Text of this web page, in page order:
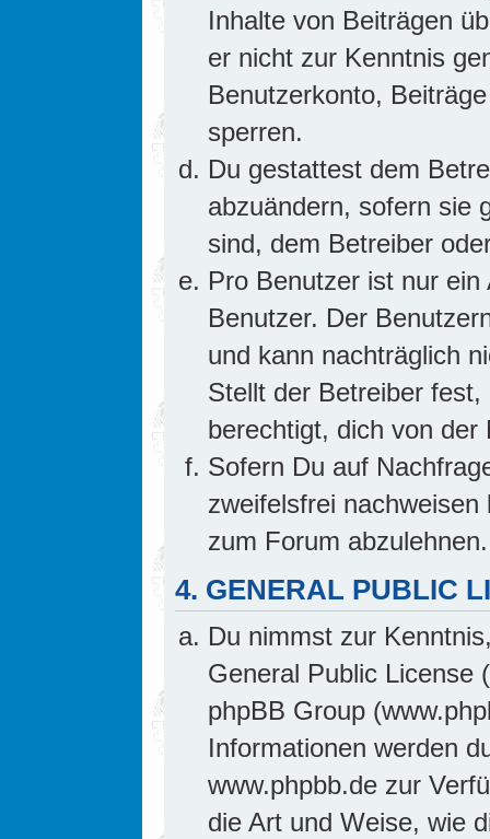
Inhalte von Beiträgen
er nicht zur Kenntnis
Benutzerkonto,
sperren.
Du gestattest dem
abzuändern, sofern sie
sind, dem Betreiber
Pro Benutzer ist nur
Benutzer. Der
und kann nachträglich
Stellt der Betreiber
berechtigt, dich von
Sofern Du auf
zweifelsfrei
zum Forum abzulehnen.
4. GENERAL PUBLIC
Du nimmst zur
General Public License
phpBB Group
Informationen werden
www.phpbb.de zur
die Art und Weise, wie